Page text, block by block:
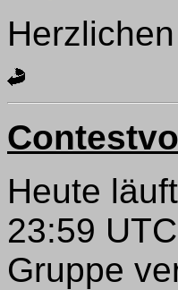
Heute
23:59
Gruppe